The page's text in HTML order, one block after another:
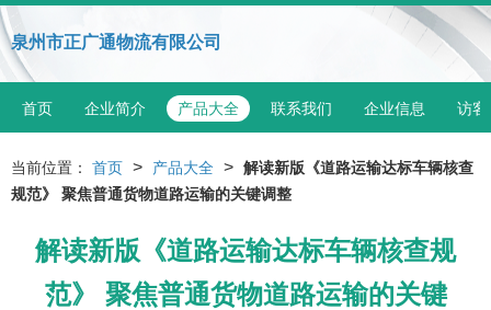
泉州市正广通物流有限公司
首页 企业简介 产品大全 联系我们 企业信息 访客
当前位置： 首页 > 产品大全 > 解读新版《道路运输达标车辆核查
规范》 聚焦普通货物道路运输的关键调整
解读新版《道路运输达标车辆核查规
范》 聚焦普通货物道路运输的关键